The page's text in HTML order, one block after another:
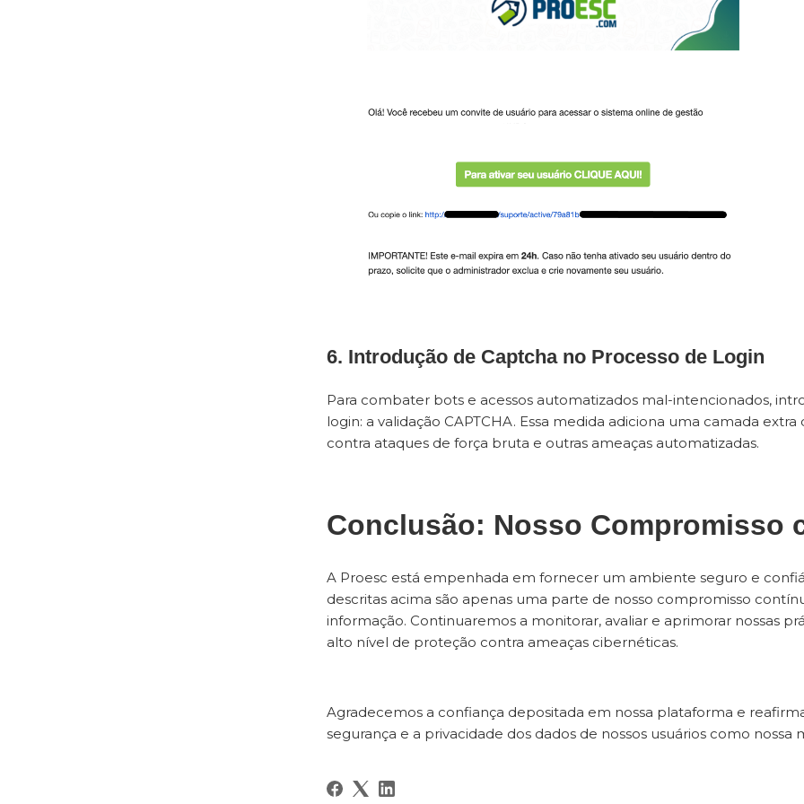
6. Introdução de Captcha no Processo de Login
Para combater bots e acessos automatizados mal-intencionados,
login: a validação CAPTCHA. Essa medida adiciona uma camada
contra ataques de força bruta e outras ameaças automatizadas.
Conclusão: Nosso Compromisso
A Proesc está empenhada em fornecer um ambiente seguro e
descritas acima são apenas uma parte de nosso compromisso
informação. Continuaremos a monitorar, avaliar e aprimorar nossas
alto nível de proteção contra ameaças cibernéticas.
Agradecemos a confiança depositada em nossa plataforma e
segurança e a privacidade dos dados de nossos usuários como nossa